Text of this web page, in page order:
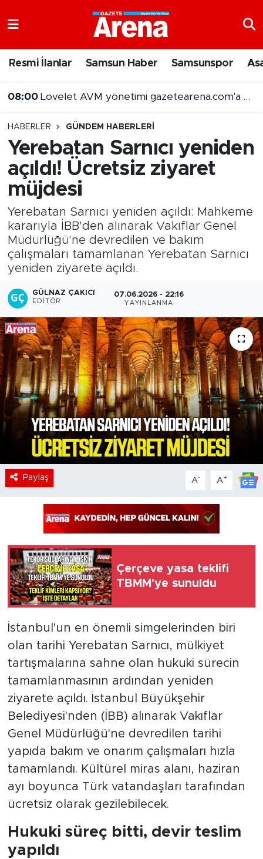
Resmi İlanlar Samsun Haber Samsunspor
HABERLER GÜNDEM HABERLERI
Yerebatan Sarnıcı yeniden
açıldı! Ücretsiz ziyaret
müjdesi
Yerebatan Sarnıcı yeniden açıldı: Mahkeme
kararıyla İBB'den alınarak Vakıflar Genel
Müdürlüğü'ne devredilen ve bakım
çalışmaları tamamlanan Yerebatan Sarnıcı
yeniden ziyarete açıldı.
GÜLNAZ ÇAKICI
EDITÖR
07.06.2026 - 22:16
YAYINLANMA
Paylaş A- A+
Çerçeve yasa teklifi
TBMM'ye sunuldu
İstanbul'un en önemli simgelerinden biri
olan tarihi Yerebatan Sarnıcı, mülkiyet
tartışmalarına sahne olan hukuki sürecin
tamamlanmasının ardından yeniden
ziyarete açıldı. İstanbul Büyükşehir
Belediyesi'nden (İBB) alınarak Vakıflar
Genel Müdürlüğü'ne devredilen tarihi
yapıda bakım ve onarım çalışmaları hızla
tamamlandı. Kültürel miras alanı, haziran
ayı boyunca Türk vatandaşları tarafından
ücretsiz olarak gezilebilecek.
Hukuki süreç bitti, devir teslim
yapıldı
Samsun Namaz Vakitleri
Süper Lig Puan Durumu ve Fikstür
Tüm Manşetler
Son Dakika Haberleri
Haber Arşivi